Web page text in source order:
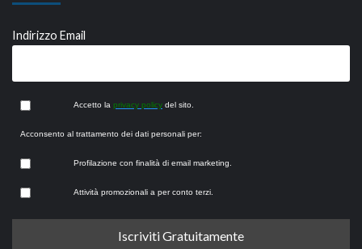
Indirizzo Email
Accetto la privacy policy del sito.
Acconsento al trattamento dei dati personali per:
Profilazione con finalità di email marketing.
Attività promozionali a per conto terzi.